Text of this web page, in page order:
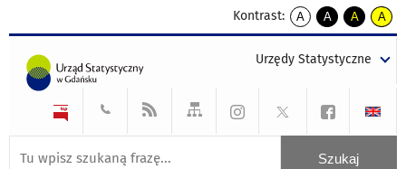
Kontrast:
A
kontrast
A
kontrast
tekst
czarnym
A
kontrast
tekst
czarnym
A
tekst
żółtym
Urzędy Statystyczne